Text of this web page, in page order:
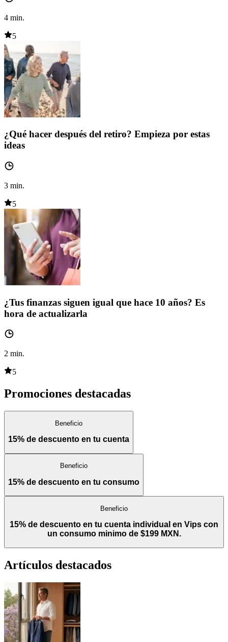
4 min.
5
¿Qué hacer después del retiro? Empieza por estas
ideas
3 min.
5
¿Tus finanzas siguen igual que hace 10 años? Es
hora de actualizarla
2 min.
5
Promociones destacadas
Beneficio
15% de descuento en tu cuenta
Beneficio
15% de descuento en tu consumo
Beneficio
15% de descuento en tu cuenta individual en Vips con
un consumo minimo de $199 MXN.
Artículos destacados